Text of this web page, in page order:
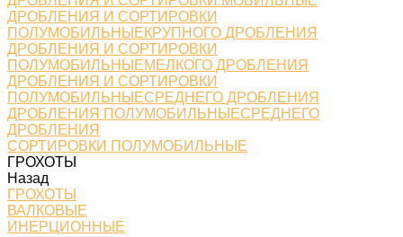
ДРОБЛЕНИЯ И СОРТИРОВКИ
ПОЛУМОБИЛЬНЫЕКРУПНОГО ДРОБЛЕНИЯ
ДРОБЛЕНИЯ И СОРТИРОВКИ
ПОЛУМОБИЛЬНЫЕМЕЛКОГО ДРОБЛЕНИЯ
ДРОБЛЕНИЯ И СОРТИРОВКИ
ПОЛУМОБИЛЬНЫЕСРЕДНЕГО ДРОБЛЕНИЯ
ДРОБЛЕНИЯ ПОЛУМОБИЛЬНЫЕСРЕДНЕГО
ДРОБЛЕНИЯ
СОРТИРОВКИ ПОЛУМОБИЛЬНЫЕ
ГРОХОТЫ
Назад
ГРОХОТЫ
ВАЛКОВЫЕ
ИНЕРЦИОННЫЕ